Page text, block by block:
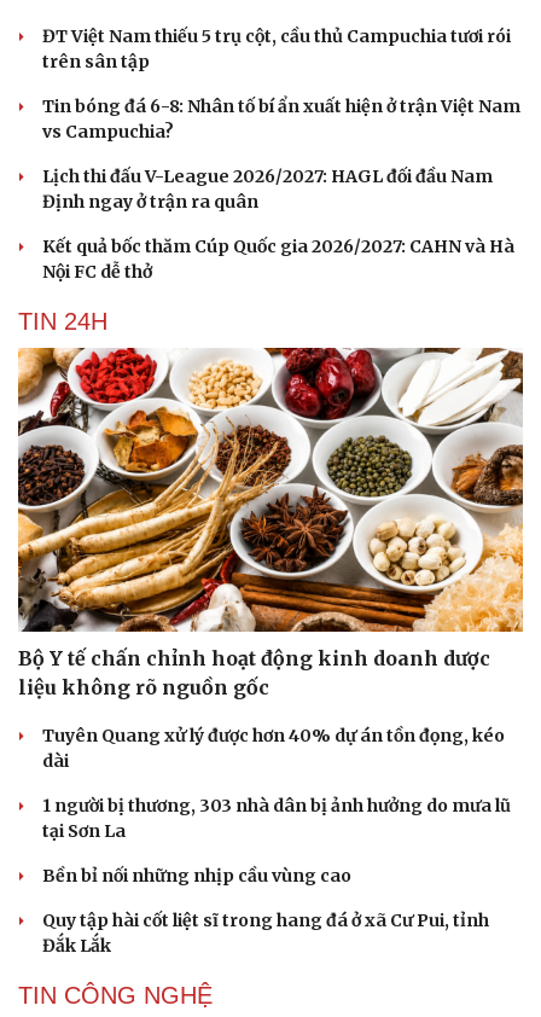
Du lịch
Tư vấn
Săn Tour
check-in
Podcast
Câu chuyện thời sự
Đọc truyện đêm khuya
Cửa sổ tình yêu
Kể chuyện cho bé
Hạt giống tâm hồn
ĐT Việt Nam thiếu 5 trụ cột, cầu thủ Campuchia tươi rói
trên sân tập
Tin bóng đá 6-8: Nhân tố bí ẩn xuất hiện ở trận Việt Nam
vs Campuchia?
Lịch thi đấu V-League 2026/2027: HAGL đối đầu Nam
Định ngay ở trận ra quân
Kết quả bốc thăm Cúp Quốc gia 2026/2027: CAHN và Hà
Nội FC dễ thở
TIN 24H
Bộ Y tế chấn chỉnh hoạt động kinh doanh dược
liệu không rõ nguồn gốc
Tuyên Quang xử lý được hơn 40% dự án tồn đọng, kéo
dài
1 người bị thương, 303 nhà dân bị ảnh hưởng do mưa lũ
tại Sơn La
Bền bỉ nối những nhịp cầu vùng cao
Quy tập hài cốt liệt sĩ trong hang đá ở xã Cư Pui, tỉnh
Đắk Lắk
TIN CÔNG NGHỆ